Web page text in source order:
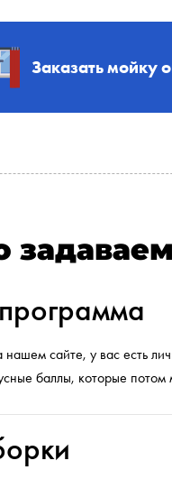
Заказать мойку
нашем сайте, у вас есть
баллы, которые